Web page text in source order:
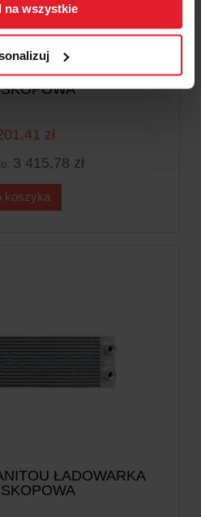
na wszystkie
ŁADOWARKA
zł
3 415,78 zł
koszyka
ŁADOWARKA